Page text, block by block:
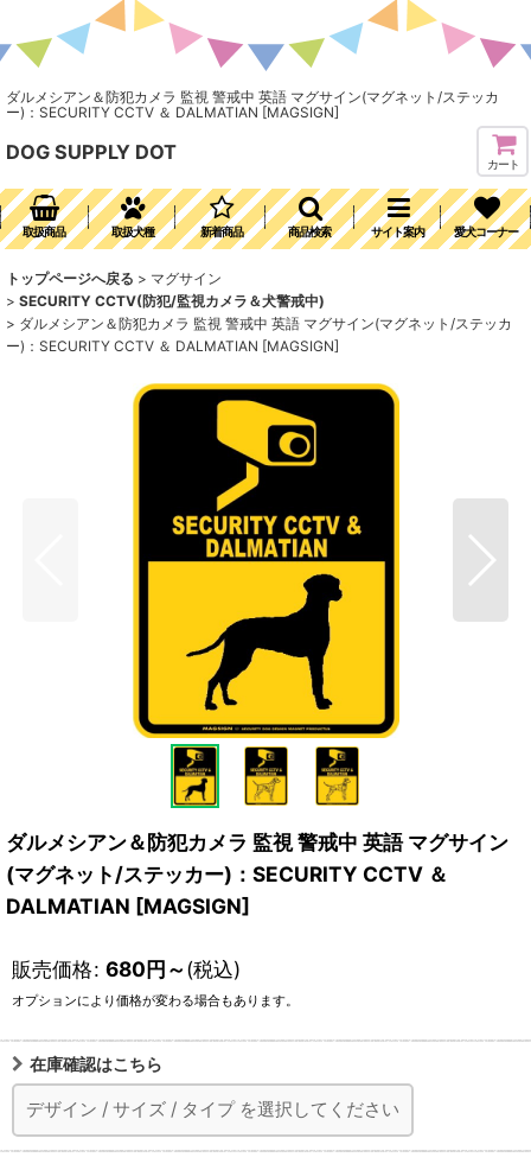
ダルメシアン＆防犯カメラ 監視 警戒中 英語 マグサイン(マグネット/ステッカ
ー)：SECURITY CCTV ＆ DALMATIAN [MAGSIGN]
DOG SUPPLY DOT
カート
取扱商品 取扱犬種 新着商品 商品検索 サイト案内 愛犬コーナー
トップページへ戻る > マグサイン
> SECURITY CCTV(防犯/監視カメラ＆犬警戒中)
> ダルメシアン＆防犯カメラ 監視 警戒中 英語 マグサイン(マグネット/ステッカ
ー)：SECURITY CCTV ＆ DALMATIAN [MAGSIGN]
ダルメシアン＆防犯カメラ 監視 警戒中 英語 マグサイン
(マグネット/ステッカー)：SECURITY CCTV ＆
DALMATIAN [MAGSIGN]
販売価格: 680円～(税込)
オプションにより価格が変わる場合もあります。
在庫確認はこちら
デザイン / サイズ / タイプ を選択してください